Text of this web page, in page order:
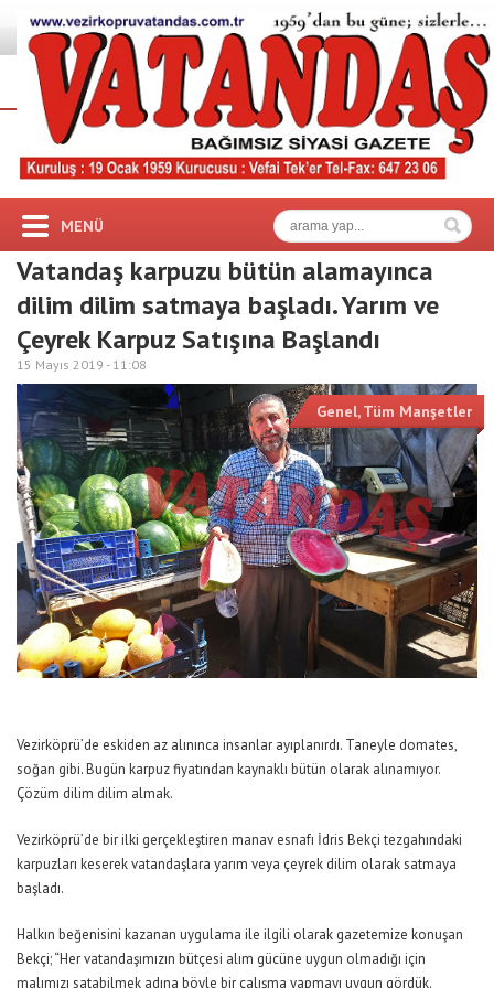
MENÜ
Vatandaş karpuzu bütün alamayınca
dilim dilim satmaya başladı. Yarım ve
Çeyrek Karpuz Satışına Başlandı
15 Mayıs 2019 - 11:08
Genel,Tüm Manşetler
Vezirköprü’de eskiden az alınınca insanlar ayıplanırdı. Taneyle domates,
soğan gibi. Bugün karpuz fiyatından kaynaklı bütün olarak alınamıyor.
Çözüm dilim dilim almak.
Vezirköprü’de bir ilki gerçekleştiren manav esnafı İdris Bekçi tezgahındaki
karpuzları keserek vatandaşlara yarım veya çeyrek dilim olarak satmaya
başladı.
Halkın beğenisini kazanan uygulama ile ilgili olarak gazetemize konuşan
Bekçi; “Her vatandaşımızın bütçesi alım gücüne uygun olmadığı için
malımızı satabilmek adına böyle bir çalışma yapmayı uygun gördük.